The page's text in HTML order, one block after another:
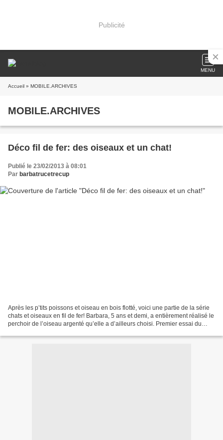
Publicité
MENU
Accueil » MOBILE.ARCHIVES
MOBILE.ARCHIVES
Déco fil de fer: des oiseaux et un chat!
Publié le 23/02/2013 à 08:01
Par barbatrucetrecup
Après les p’tits poissons et oiseau en bois flotté, voici une partie de la série
chats et oiseaux en fil de fer! Barbara, 5 ans et demi, a entièrement réalisé le
perchoir de l’oiseau argenté qu’elle a d’ailleurs choisi. Premier essai du